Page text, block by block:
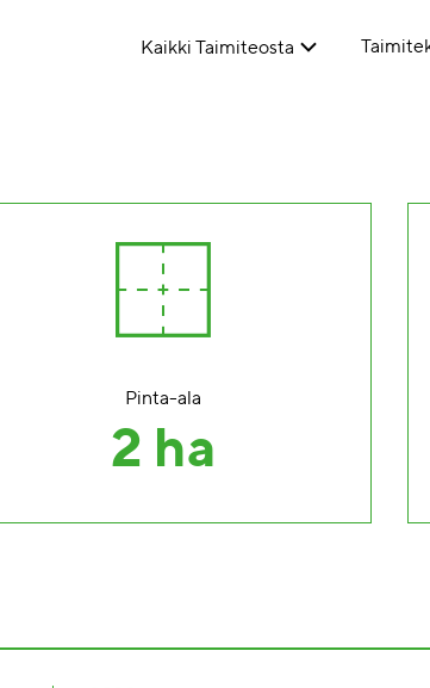
Kaikki Taimiteosta
Pinta-ala
2 ha